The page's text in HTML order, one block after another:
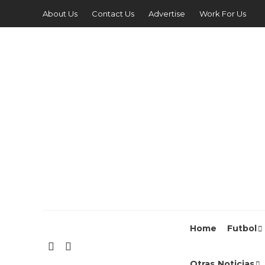
About Us Contact Us Advertise Work For Us
Home Futbol